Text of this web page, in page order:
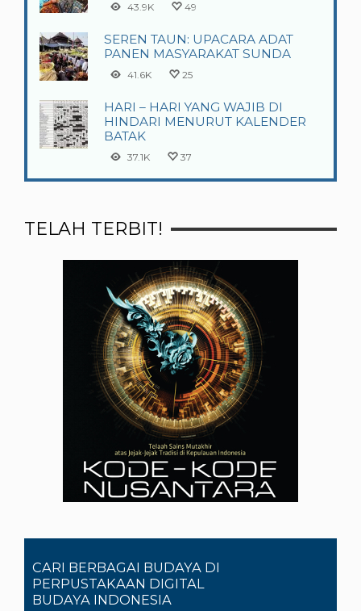
43.9K 49
SEREN TAUN: UPACARA ADAT
PANEN MASYARAKAT SUNDA
41.6K 25
HARI – HARI YANG WAJIB DI
HINDARI MENURUT KALENDER
BATAK
37.1K 37
TELAH TERBIT!
CARI BERBAGAI BUDAYA DI
PERPUSTAKAAN DIGITAL
BUDAYA INDONESIA